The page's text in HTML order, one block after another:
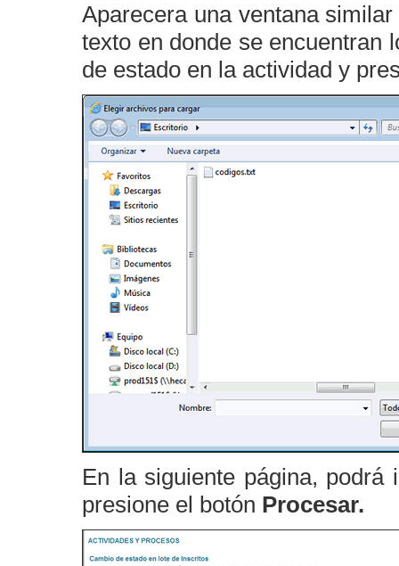
Aparecera una ventana
texto en donde se encuentran
de estado en la actividad y
En la siguiente página,
presione el botón Procesar.